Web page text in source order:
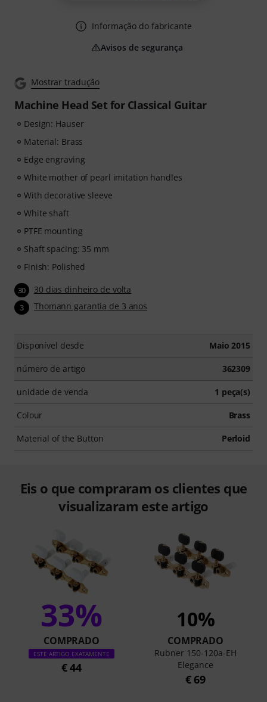
Mostrar tradução
Machine Head Set for Classical Guitar
Design: Hauser
Material: Brass
Edge engraving
White mother of pearl imitation handles
With decorative sleeve
White shaft
PTFE mounting
Shaft spacing: 35 mm
Finish: Polished
30 30 dias dinheiro de volta
3 Thomann garantia de 3 anos
Disponível desde Maio 2015
número de artigo 362309
unidade de venda 1 peça(s)
Colour Brass
Material of the Button Perloid
Informação do fabricante
Avisos de segurança
Eis o que compraram os clientes que
visualizaram este artigo
33%
COMPRADO
ESTE ARTIGO EXATAMENTE
€ 44
10%
COMPRADO
Rubner 150-120a-EH
Elegance
€ 69